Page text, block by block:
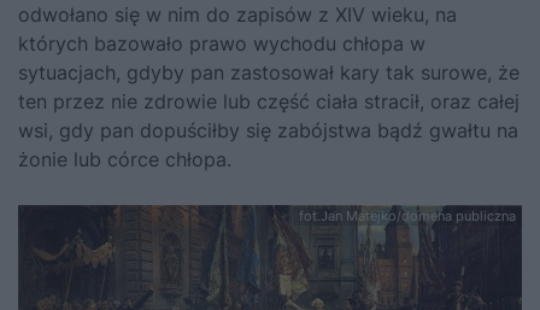
odwołano się w nim do zapisów z XIV wieku, na
których bazowało prawo wychodu chłopa w
sytuacjach, gdyby pan zastosował kary tak surowe, że
ten przez nie zdrowie lub część ciała stracił, oraz całej
wsi, gdy pan dopuściłby się zabójstwa bądź gwałtu na
żonie lub córce chłopa.
fot.Jan Matejko/domena publiczna